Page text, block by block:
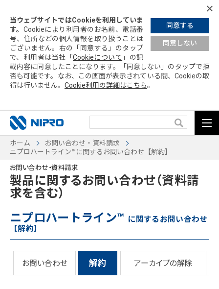
同意する
同意しない
当ウェブサイトではCookieを利用していま
す。 Cookieにより利用者のお名前、電話番
号、住所などの個人情報を取り扱うことは
ございません。右の「同意する」のタップ
で、利用者は当社「 Cookieについて 」の記
載内容に同意したことになります。「同意しない」の タップで拒
否も可能です。なお、この画面が表示されている間、Cookieの取
得は行いません。 Cookie利用の詳細はこちら。
ホーム
お問い合わせ・資料請求
ニプロハートライン™に関するお問い合わせ【解約】
お問い合わせ・資料請求
製品に関するお問い合わせ（資料請
求を含む）
ニプロハートライン™ に関するお問い合わせ
【解約】
お問い合わせ 解約 アーカイブの解除